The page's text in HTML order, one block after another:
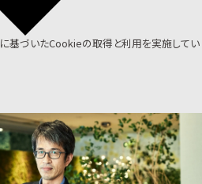
に基づいたCookieの取得と利用を実施してい